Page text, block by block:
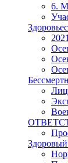
6.
Здоровый